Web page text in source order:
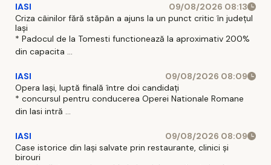
IASI
09/08/2026 08:13
Criza câinilor fără stăpân a ajuns la un punct critic în județul
Iași
* Padocul de la Tomesti functionează la aproximativ 200%
din capacita ...
IASI
09/08/2026 08:09
Opera Iași, luptă finală între doi candidați
* concursul pentru conducerea Operei Nationale Romane
din Iasi intră ...
IASI
09/08/2026 08:09
Case istorice din Iași salvate prin restaurante, clinici și
birouri